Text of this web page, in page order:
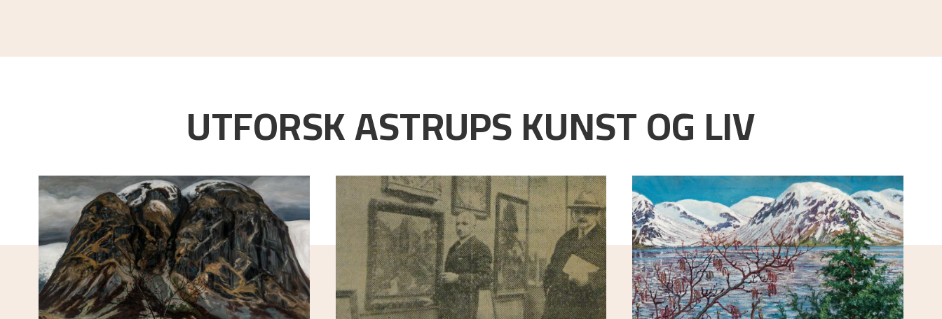
UTFORSK ASTRUPS KUNST OG LIV